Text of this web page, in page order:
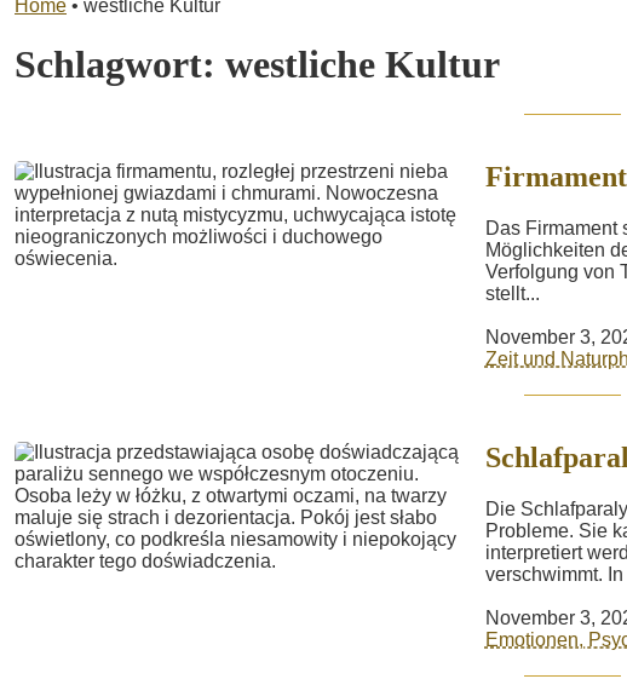
Home • westliche Kultur
Schlagwort: westliche Kultur
Das Firmament
Möglichkeiten
Verfolgung von
stellt...
November 3,
Zeit und
Die
Probleme. Sie
interpretiert
verschwimmt. In
November 3,
Emotionen,